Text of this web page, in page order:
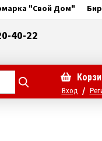
"Свой Дом"
40-22
Вход /